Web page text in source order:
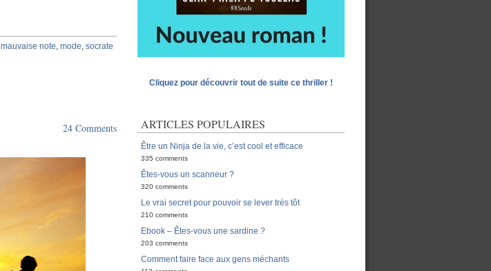
mauvaise note, mode, socrate
24 Comments
Cliquez pour découvrir tout de suite ce thriller !
ARTICLES POPULAIRES
Être un Ninja de la vie, c’est cool et efficace
335 comments
Êtes-vous un scanneur ?
320 comments
Le vrai secret pour pouvoir se lever très tôt
210 comments
Ebook – Êtes-vous une sardine ?
203 comments
Comment faire face aux gens méchants